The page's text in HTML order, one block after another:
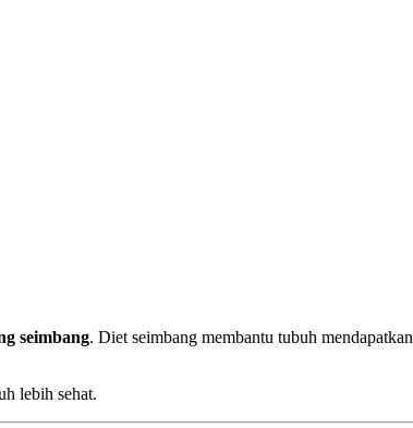
seimbang. Diet seimbang membantu tubuh
lebih sehat.